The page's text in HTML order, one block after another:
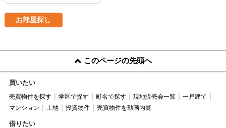
お部屋探し
このページの先頭へ
買いたい
売買物件を探す 学区で探す 町名で探す 現地販売会一覧
一戸建て
マンション
土地 投資物件 売買物件を動画内覧
借りたい